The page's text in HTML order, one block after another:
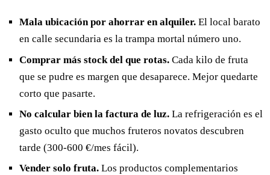
Mala ubicación por ahorrar en alquiler. El local barato
en calle secundaria es la trampa mortal número uno.
Comprar más stock del que rotas. Cada kilo de fruta
que se pudre es margen que desaparece. Mejor quedarte
corto que pasarte.
No calcular bien la factura de luz. La refrigeración es el
gasto oculto que muchos fruteros novatos descubren
tarde (300-600 €/mes fácil).
Vender solo fruta. Los productos complementarios